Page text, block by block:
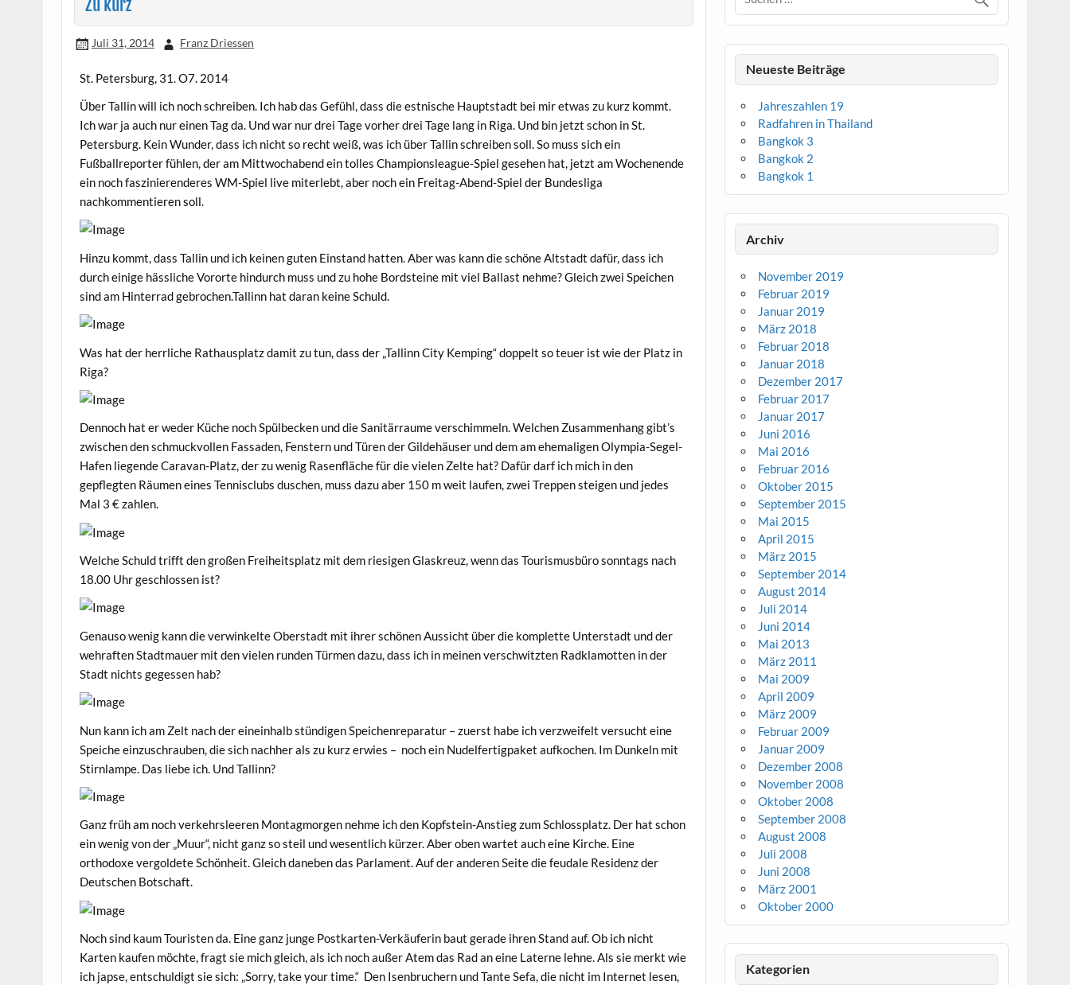
Zu kurz
Juli 31, 2014 Franz Driessen
St. Petersburg, 31. O7. 2014
Über Tallin will ich noch schreiben. Ich hab das Gefühl, dass die estnische Hauptstadt bei mir etwas zu kurz kommt.
Ich war ja auch nur einen Tag da. Und war nur drei Tage vorher drei Tage lang in Riga. Und bin jetzt schon in St.
Petersburg. Kein Wunder, dass ich nicht so recht weiß, was ich über Tallin schreiben soll. So muss sich ein
Fußballreporter fühlen, der am Mittwochabend ein tolles Championsleague-Spiel gesehen hat, jetzt am Wochenende
ein noch faszinierenderes WM-Spiel live miterlebt, aber noch ein Freitag-Abend-Spiel der Bundesliga
nachkommentieren soll.
Hinzu kommt, dass Tallin und ich keinen guten Einstand hatten. Aber was kann die schöne Altstadt dafür, dass ich
durch einige hässliche Vororte hindurch muss und zu hohe Bordsteine mit viel Ballast nehme? Gleich zwei Speichen
sind am Hinterrad gebrochen.Tallinn hat daran keine Schuld.
Was hat der herrliche Rathausplatz damit zu tun, dass der „Tallinn City Kemping“ doppelt so teuer ist wie der Platz in
Riga?
Dennoch hat er weder Küche noch Spülbecken und die Sanitärraume verschimmeln. Welchen Zusammenhang gibt’s
zwischen den schmuckvollen Fassaden, Fenstern und Türen der Gildehäuser und dem am ehemaligen Olympia-Segel-
Hafen liegende Caravan-Platz, der zu wenig Rasenfläche für die vielen Zelte hat? Dafür darf ich mich in den
gepflegten Räumen eines Tennisclubs duschen, muss dazu aber 150 m weit laufen, zwei Treppen steigen und jedes
Mal 3 € zahlen.
Welche Schuld trifft den großen Freiheitsplatz mit dem riesigen Glaskreuz, wenn das Tourismusbüro sonntags nach
18.00 Uhr geschlossen ist?
Genauso wenig kann die verwinkelte Oberstadt mit ihrer schönen Aussicht über die komplette Unterstadt und der
wehraften Stadtmauer mit den vielen runden Türmen dazu, dass ich in meinen verschwitzten Radklamotten in der
Stadt nichts gegessen hab?
Nun kann ich am Zelt nach der eineinhalb stündigen Speichenreparatur – zuerst habe ich verzweifelt versucht eine
Speiche einzuschrauben, die sich nachher als zu kurz erwies – noch ein Nudelfertigpaket aufkochen. Im Dunkeln mit
Stirnlampe. Das liebe ich. Und Tallinn?
Ganz früh am noch verkehrsleeren Montagmorgen nehme ich den Kopfstein-Anstieg zum Schlossplatz. Der hat schon
ein wenig von der „Muur“, nicht ganz so steil und wesentlich kürzer. Aber oben wartet auch eine Kirche. Eine
orthodoxe vergoldete Schönheit. Gleich daneben das Parlament. Auf der anderen Seite die feudale Residenz der
Deutschen Botschaft.
Noch sind kaum Touristen da. Eine ganz junge Postkarten-Verkäuferin baut gerade ihren Stand auf. Ob ich nicht
Karten kaufen möchte, fragt sie mich gleich, als ich noch außer Atem das Rad an eine Laterne lehne. Als sie merkt wie
ich japse, entschuldigt sie sich: „Sorry, take your time.“ Den Isenbruchern und Tante Sefa, die nicht im Internet lesen,
Neueste Beiträge
Jahreszahlen 19
Radfahren in Thailand
Bangkok 3
Bangkok 2
Bangkok 1
Archiv
November 2019
Februar 2019
Januar 2019
März 2018
Februar 2018
Januar 2018
Dezember 2017
Februar 2017
Januar 2017
Juni 2016
Mai 2016
Februar 2016
Oktober 2015
September 2015
Mai 2015
April 2015
März 2015
September 2014
August 2014
Juli 2014
Juni 2014
Mai 2013
März 2011
Mai 2009
April 2009
März 2009
Februar 2009
Januar 2009
Dezember 2008
November 2008
Oktober 2008
September 2008
August 2008
Juli 2008
Juni 2008
März 2001
Oktober 2000
Kategorien